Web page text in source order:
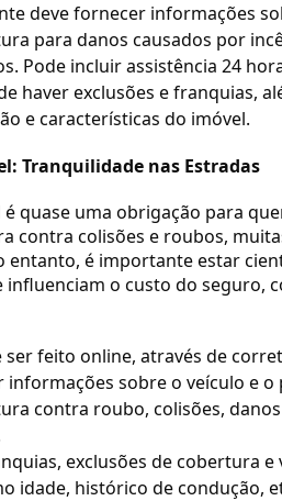
deve fornecer informações
para danos causados por
Pode incluir assistência 24
haver exclusões e franquias,
e características do imóvel.
Tranquilidade nas Estradas
quase uma obrigação para
contra colisões e roubos,
entanto, é importante estar
influenciam o custo do seguro,
ser feito online, através de
informações sobre o veículo e
contra roubo, colisões,
exclusões de cobertura
idade, histórico de condução,